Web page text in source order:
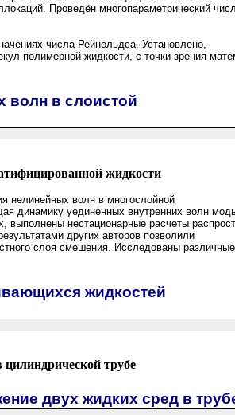
Проведён многопараметрический
числа Рейнольдса. Установлено,
полимерной жидкости, с точки зрения
волн в слоистой
жидкости
нелинейных волн в многослойной
динамику уединенных внутренних волн
нестационарные расчеты
других авторов позволили
слоя смешения. Исследованы
жидкостей
трубе
двух жидких сред в